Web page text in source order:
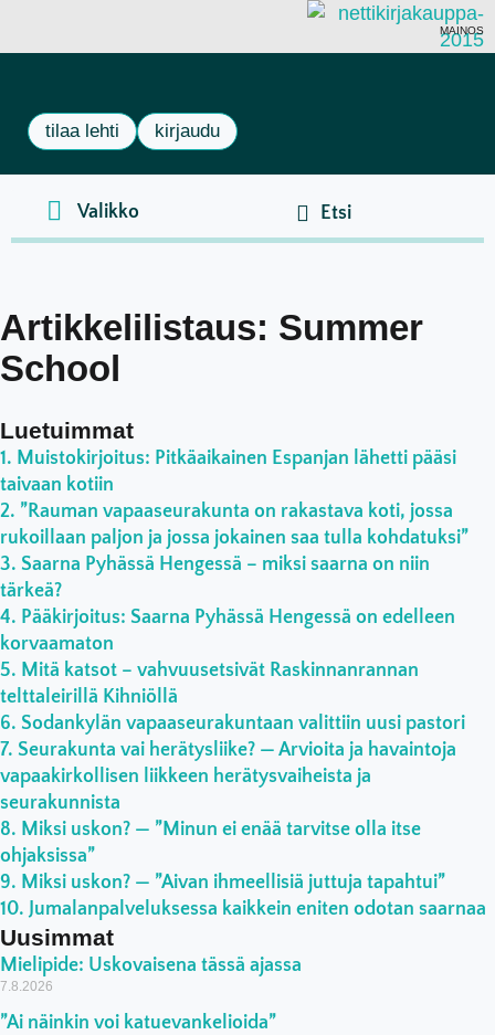
MAINOS
tilaa lehti kirjaudu
Artikkelilistaus: Summer
School
Luetuimmat
Muistokirjoitus: Pitkäaikainen Espanjan lähetti pääsi
taivaan kotiin
”Rauman vapaaseurakunta on rakastava koti, jossa
rukoillaan paljon ja jossa jokainen saa tulla kohdatuksi”
Saarna Pyhässä Hengessä – miksi saarna on niin
tärkeä?
Pääkirjoitus: Saarna Pyhässä Hengessä on edelleen
korvaamaton
Mitä katsot – vahvuusetsivät Raskinnanrannan
telttaleirillä Kihniöllä
Sodankylän vapaaseurakuntaan valittiin uusi pastori
Seurakunta vai herätysliike? — Arvioita ja havaintoja
vapaakirkollisen liikkeen herätysvaiheista ja
seurakunnista
Miksi uskon? — ”Minun ei enää tarvitse olla itse
ohjaksissa”
Miksi uskon? — ”Aivan ihmeellisiä juttuja tapahtui”
Jumalanpalveluksessa kaikkein eniten odotan saarnaa
Uusimmat
Mielipide: Uskovaisena tässä ajassa
7.8.2026
”Ai näinkin voi katuevankelioida”